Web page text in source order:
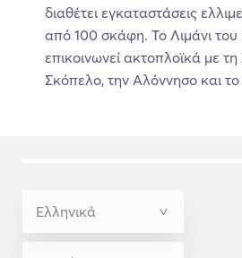
διαθέτει εγκαταστάσεις
από 100 σκάφη. Το Λιμάνι του
επικοινωνεί ακτοπλοϊκά με τη
Σκόπελο, την Αλόννησο και το